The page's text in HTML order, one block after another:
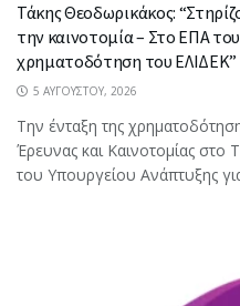
Τάκης Θεοδωρικάκος:
την καινοτομία – Στο ΕΠΑ
χρηματοδότηση του ΕΛΙΔΕΚ”
5 ΑΥΓΟΎΣΤΟΥ, 2026
Την ένταξη της
Έρευνας και Καινοτομίας
του Υπουργείου Ανάπτυξης